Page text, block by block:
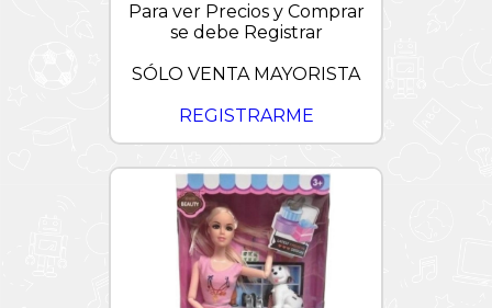
Para ver Precios y Comprar
se debe Registrar
SÓLO VENTA MAYORISTA
REGISTRARME